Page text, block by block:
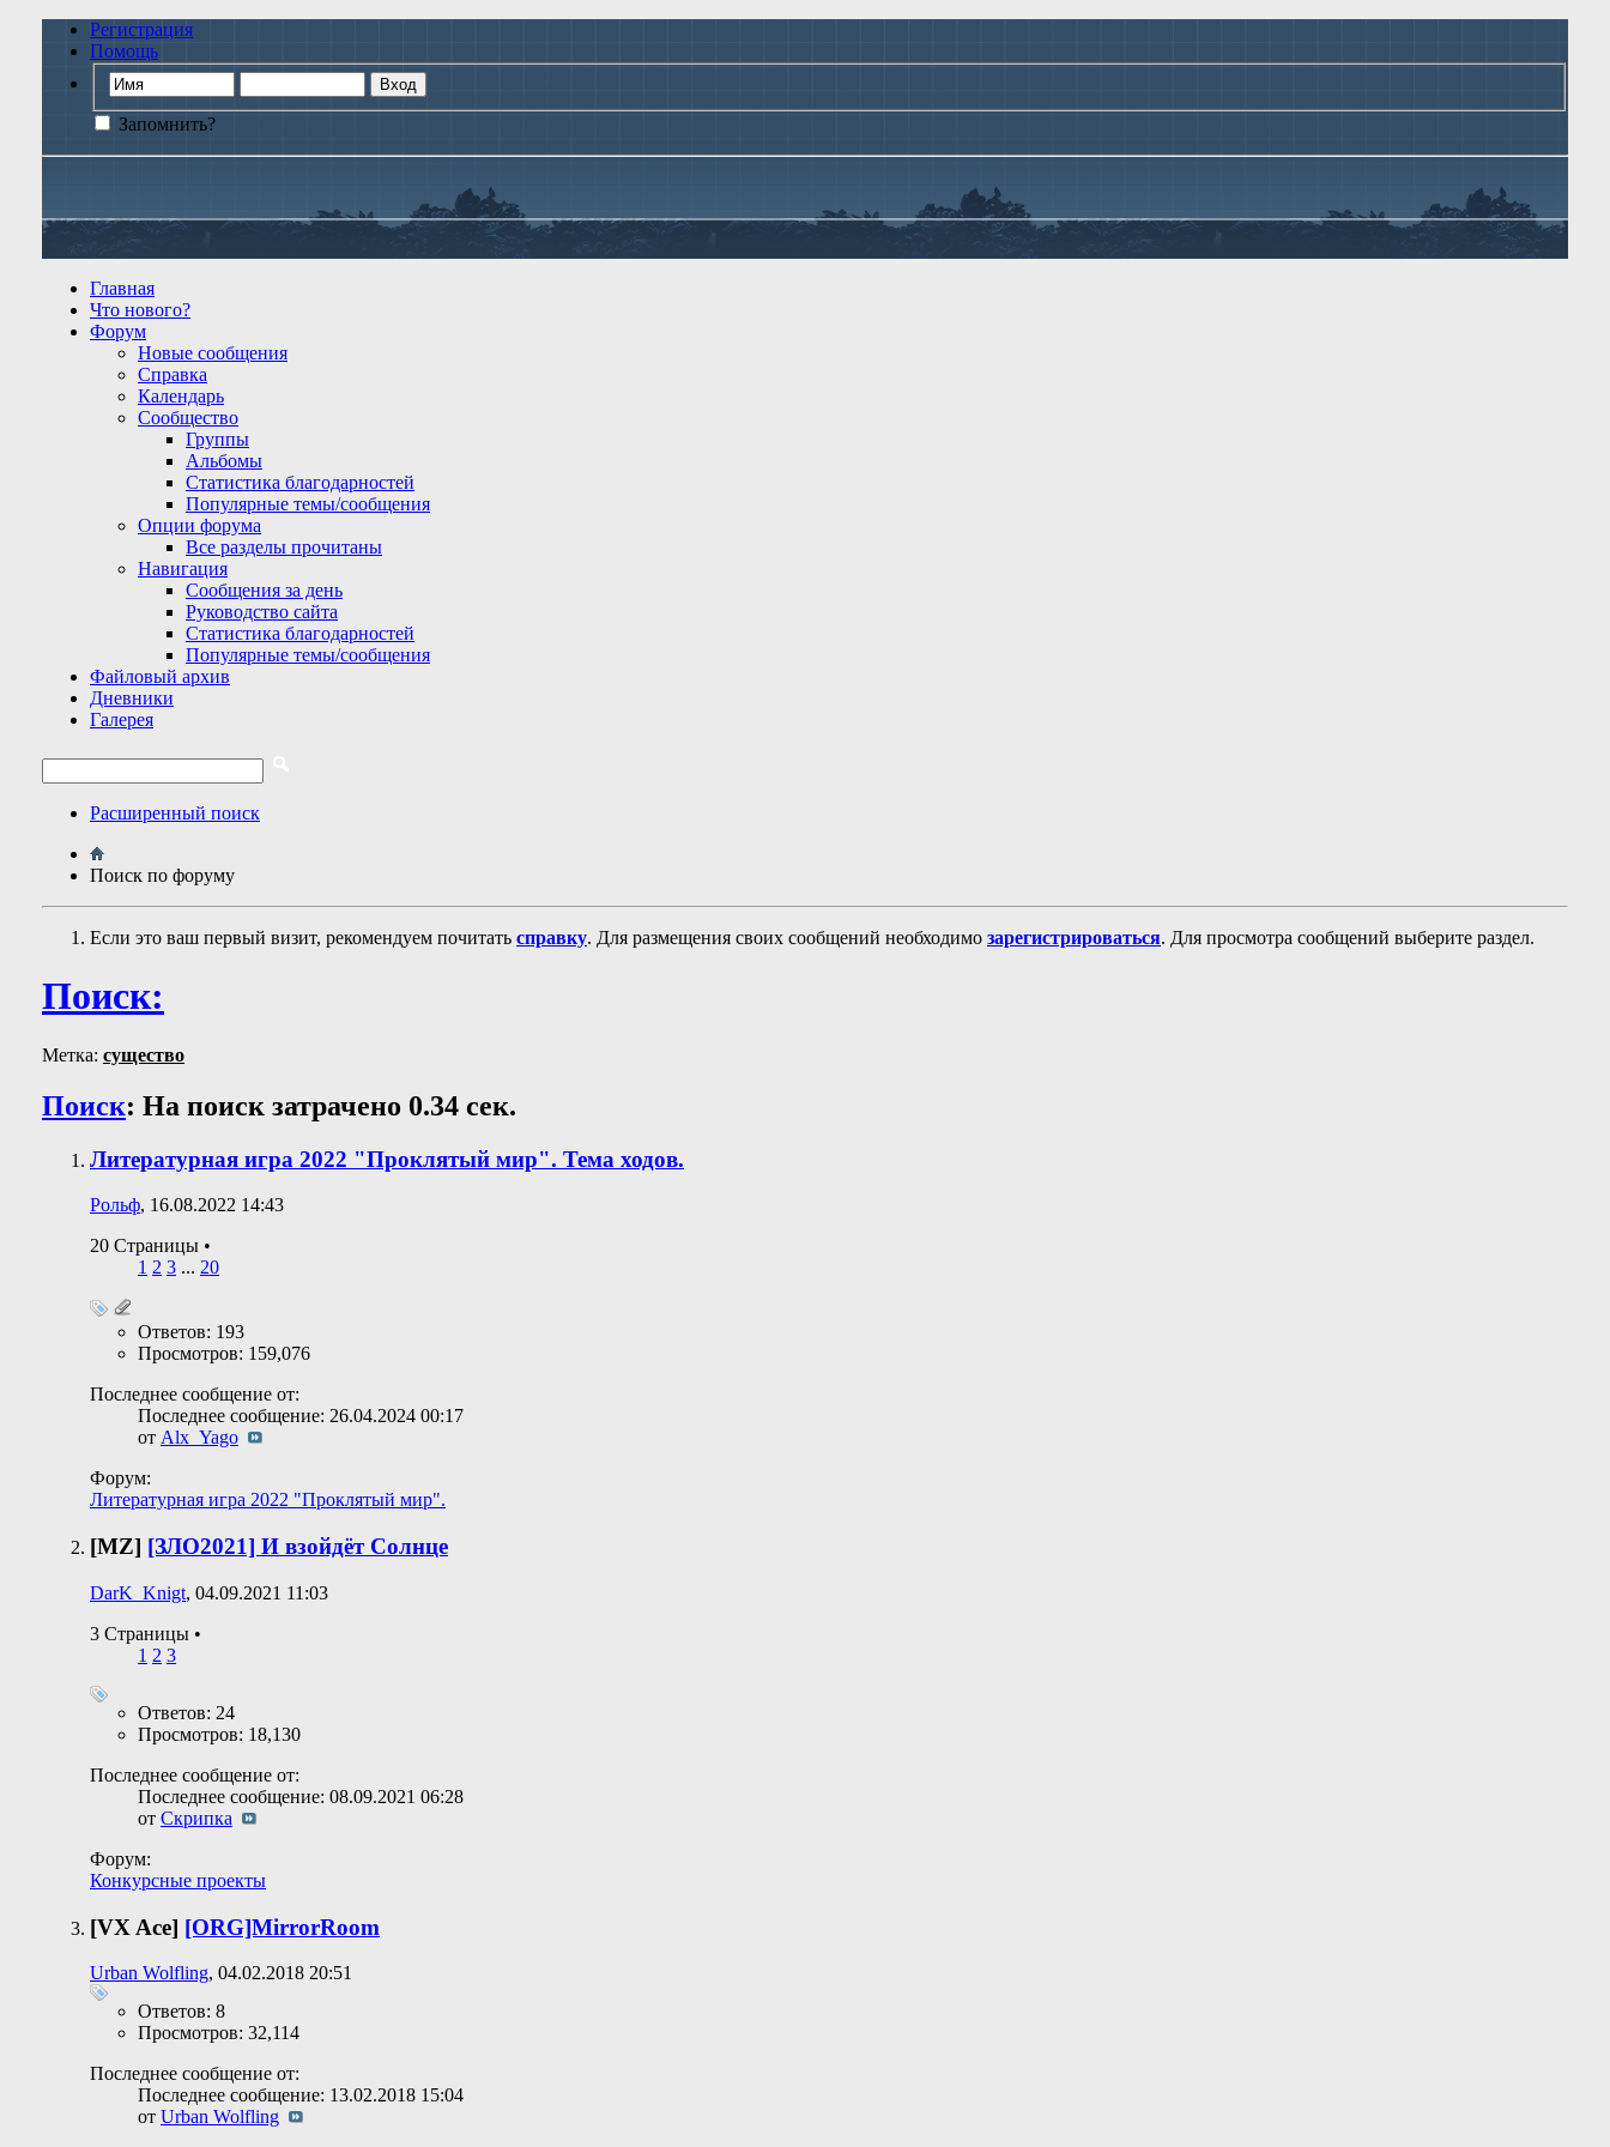
Регистрация
Помощь
Запомнить?
Главная
Что нового?
Форум
Новые сообщения
Справка
Календарь
Сообщество
Группы
Альбомы
Статистика благодарностей
Популярные темы/сообщения
Опции форума
Все разделы прочитаны
Навигация
Сообщения за день
Руководство сайта
Статистика благодарностей
Популярные темы/сообщения
Файловый архив
Дневники
Галерея
Расширенный поиск
Поиск по форуму
Если это ваш первый визит, рекомендуем почитать справку. Для размещения своих сообщений необходимо зарегистрироваться. Для просмотра сообщений выберите раздел.
Поиск:
Метка: существо
Поиск: На поиск затрачено 0.34 сек.
Литературная игра 2022 "Проклятый мир". Тема ходов.
Рольф, 16.08.2022 14:43
20 Страницы •
1 2 3 ... 20
Ответов: 193
Просмотров: 159,076
Последнее сообщение от:
Последнее сообщение: 26.04.2024 00:17
от Alx_Yago
Форум:
Литературная игра 2022 "Проклятый мир".
[MZ] [ЗЛО2021] И взойдёт Солнце
DarK_Knigt, 04.09.2021 11:03
3 Страницы •
1 2 3
Ответов: 24
Просмотров: 18,130
Последнее сообщение от:
Последнее сообщение: 08.09.2021 06:28
от Скрипка
Форум:
Конкурсные проекты
[VX Ace] [ORG]MirrorRoom
Urban Wolfling, 04.02.2018 20:51
Ответов: 8
Просмотров: 32,114
Последнее сообщение от:
Последнее сообщение: 13.02.2018 15:04
от Urban Wolfling